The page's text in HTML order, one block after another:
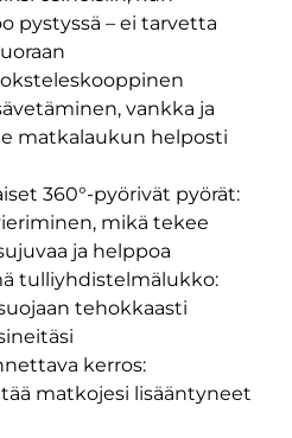
pystyssä – ei tarvetta
vankka ja
matkalaukun helposti
360°-pyörivät pyörät:
mikä tekee
ja helppoa
tulliyhdistelmälukko:
tehokkaasti
kerros:
matkojesi lisääntyneet